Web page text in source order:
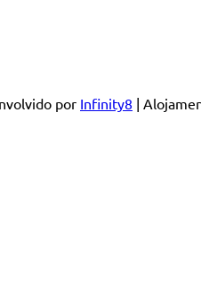
por Infinity8 |